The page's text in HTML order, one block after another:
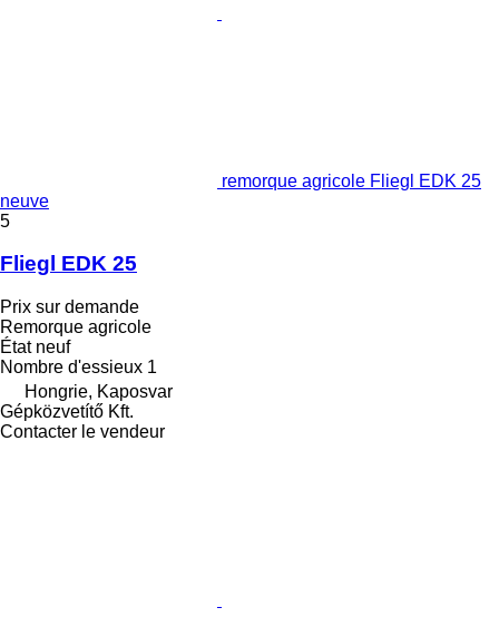
remorque agricole Fliegl EDK 25
neuve
5
Fliegl EDK 25
Prix sur demande
Remorque agricole
Étatneuf
Nombre d'essieux 1
Hongrie, Kaposvar
Gépközvetítő Kft.
Contacter le vendeur